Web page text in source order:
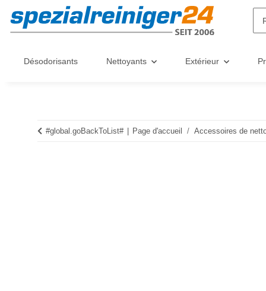
Désodorisants Nettoyants Extérieur
#global.goBackToList# Page d'accueil Accessoires de